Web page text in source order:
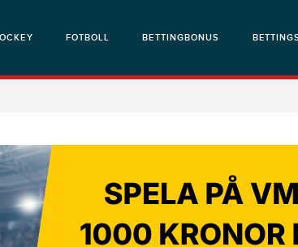
FOTBOLL BETTINGBONUS